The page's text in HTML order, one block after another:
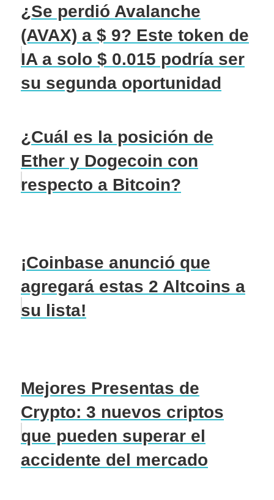
¿Se perdió Avalanche
(AVAX) a $ 9? Este token de
IA a solo $ 0.015 podría ser
su segunda oportunidad
¿Cuál es la posición de
Ether y Dogecoin con
respecto a Bitcoin?
¡Coinbase anunció que
agregará estas 2 Altcoins a
su lista!
Mejores Presentas de
Crypto: 3 nuevos criptos
que pueden superar el
accidente del mercado